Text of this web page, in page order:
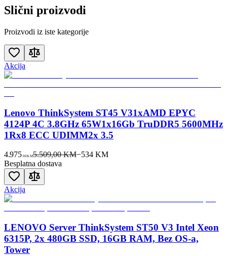
Slični proizvodi
Proizvodi iz iste kategorije
Akcija
Lenovo ThinkSystem ST45 V31xAMD EPYC
4124P 4C 3.8GHz 65W1x16Gb TruDDR5 5600MHz
1Rx8 ECC UDIMM2x 3.5
4.975 00KM5.509,00 KM−534KM
Besplatna dostava
Akcija
LENOVO Server ThinkSystem ST50 V3 Intel Xeon
6315P, 2x 480GB SSD, 16GB RAM, Bez OS-a,
Tower